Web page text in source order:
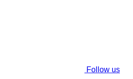
Follow us